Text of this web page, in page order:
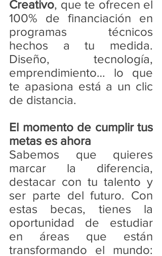
Creativo, que te ofrecen el
100% de financiación en
programas técnicos
hechos a tu medida.
Diseño, tecnología,
emprendimiento… lo que
te apasiona está a un clic
de distancia.
El momento de cumplir tus
metas es ahora
Sabemos que quieres
marcar la diferencia,
destacar con tu talento y
ser parte del futuro. Con
estas becas, tienes la
oportunidad de estudiar
en áreas que están